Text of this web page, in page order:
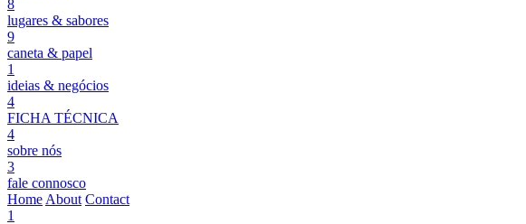
8
lugares & sabores
9
caneta & papel
1
ideias & negócios
4
FICHA TÉCNICA
4
sobre nós
3
fale connosco
Home About Contact
1